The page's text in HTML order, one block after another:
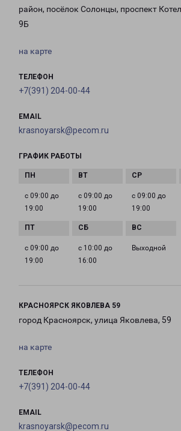
район, посёлок Солонцы, проспект
9Б
на карте
ТЕЛЕФОН
+7(391) 204-00-44
EMAIL
krasnoyarsk@pecom.ru
ГРАФИК РАБОТЫ
с 09:00 до
19:00
с 09:00 до
19:00
с 09:00 до
19:00
с 09:00 до
19:00
с 10:00 до
16:00
Выходной
КРАСНОЯРСК ЯКОВЛЕВА 59
город Красноярск, улица Яковлева, 59
на карте
ТЕЛЕФОН
+7(391) 204-00-44
EMAIL
krasnoyarsk@pecom.ru